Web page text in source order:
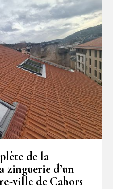
de la
zinguerie d’un
ville de Cahors